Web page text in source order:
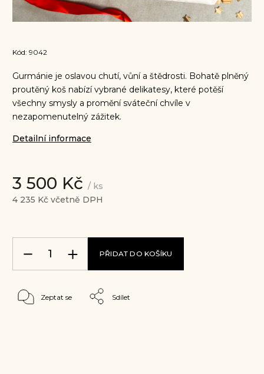
Kód: 9042
Gurmánie je oslavou chutí, vůní a štědrosti. Bohatě plněný
proutěný koš nabízí vybrané delikatesy, které potěší
všechny smysly a promění sváteční chvíle v
nezapomenutelný zážitek.
Detailní informace
3 500 Kč / ks
4 235 Kč včetně DPH
PŘIDAT DO KOŠÍKU
Zeptat se Sdílet